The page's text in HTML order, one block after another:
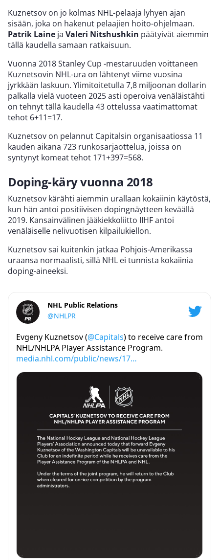
Kuznetsov on jo kolmas NHL-pelaaja lyhyen ajan
sisään, joka on hakenut pelaajien hoito-ohjelmaan.
Patrik Laine ja Valeri Nitshushkin päätyivät aiemmin
tällä kaudella samaan ratkaisuun.
Vuonna 2018 Stanley Cup -mestaruuden voittaneen
Kuznetsovin NHL-ura on lähtenyt viime vuosina
jyrkkään laskuun. Ylimitoitetulla 7,8 miljoonan dollarin
palkalla vielä vuoteen 2025 asti operoiva venäläistähti
on tehnyt tällä kaudella 43 ottelussa vaatimattomat
tehot 6+11=17.
Kuznetsov on pelannut Capitalsin organisaatiossa 11
kauden aikana 723 runkosarjaottelua, joissa on
syntynyt komeat tehot 171+397=568.
Doping-käry vuonna 2018
Kuznetsov kärähti aiemmin urallaan kokaiinin käytöstä,
kun hän antoi positiivisen dopingnäytteen keväällä
2019. Kansainvälinen jääkiekkoliitto IIHF antoi
venäläiselle nelivuotisen kilpailukiellon.
Kuznetsov sai kuitenkin jatkaa Pohjois-Amerikassa
uraansa normaalisti, sillä NHL ei tunnista kokaiinia
doping-aineeksi.
NHL Public Relations
@NHLPR
Evgeny Kuznetsov (@Capitals) to receive care from
NHL/NHLPA Player Assistance Program.
media.nhl.com/public/news/17…